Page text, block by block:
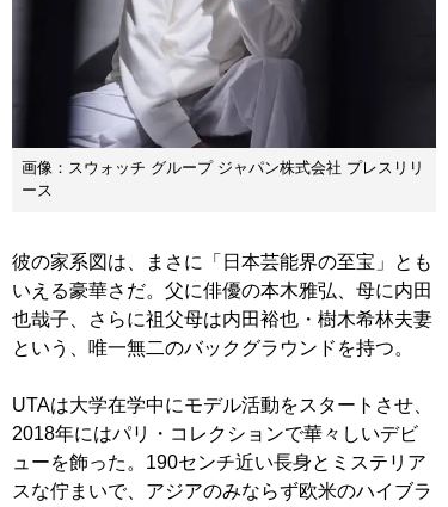
画像：スウォッチ グループ ジャパン株式会社 プレスリリ
ース
彼の家系図は、まさに「日本芸能界の至宝」とも
いえる豪華さだ。父に俳優の本木雅弘、母に内田
也哉子、さらに祖父母は内田裕也・樹木希林夫妻
という、唯一無二のバックグラウンドを持つ。
UTAは大学在学中にモデル活動をスタートさせ、
2018年にはパリ・コレクションで華々しいデビ
ューを飾った。190センチ近い長身とミステリア
スな佇まいで、アジアのみならず欧米のハイブラ